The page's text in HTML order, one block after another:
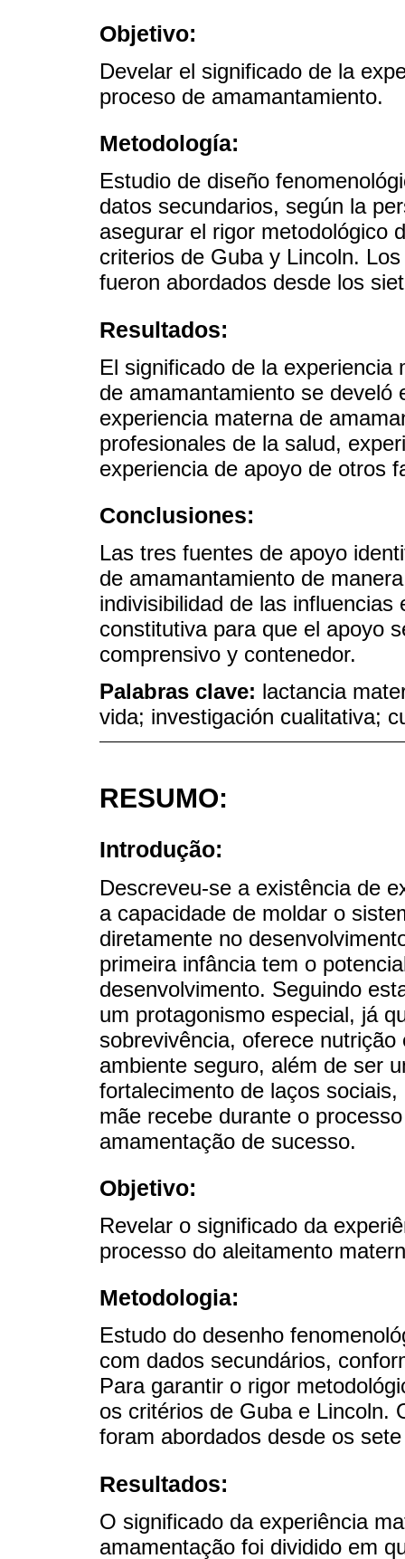
Objetivo:
Develar el significado de la
proceso de amamantamiento.
Metodología:
Estudio de diseño
datos secundarios, según la
asegurar el rigor metodológico
criterios de Guba y Lincoln.
fueron abordados desde los
Resultados:
El significado de la
de amamantamiento se
experiencia materna de
profesionales de la salud,
experiencia de apoyo de otros
Conclusiones:
Las tres fuentes de apoyo
de amamantamiento de
indivisibilidad de las
constitutiva para que el apoyo
comprensivo y contenedor.
Palabras clave: lactancia
vida; investigación cualitativa;
RESUMO:
Introdução:
Descreveu-se a existência de
a capacidade de moldar o
diretamente no
primeira infância tem o
desenvolvimento. Seguindo
um protagonismo especial, já
sobrevivência, oferece
ambiente seguro, além de ser
fortalecimento de laços
mãe recebe durante o
amamentação de sucesso.
Objetivo:
Revelar o significado da
processo do aleitamento
Metodologia:
Estudo do desenho
com dados secundários,
Para garantir o rigor
os critérios de Guba e Lincoln.
foram abordados desde os
Resultados:
O significado da experiência
amamentação foi dividido em